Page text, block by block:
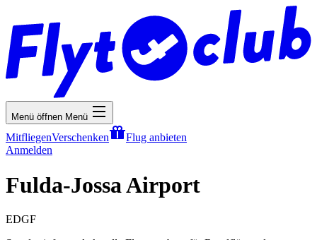
Menü öffnen Menü
MitfliegenVerschenken
Flug anbieten
Anmelden
Fulda-Jossa Airport
EDGF